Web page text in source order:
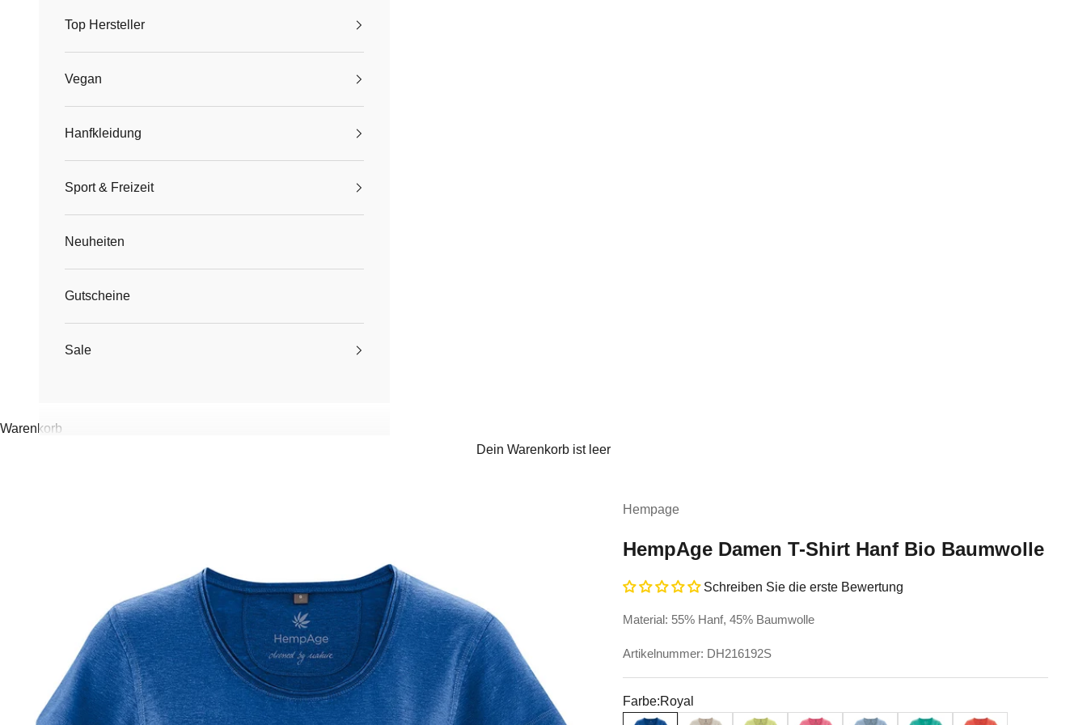
Top Hersteller
Vegan
Hanfkleidung
Sport & Freizeit
Neuheiten
Gutscheine
Sale
Warenkorb
Dein Warenkorb ist leer
Hempage
HempAge Damen T-Shirt Hanf Bio Baumwolle
Schreiben Sie die erste Bewertung
Material: 55% Hanf, 45% Baumwolle
Artikelnummer: DH216192S
Farbe:Royal
Royal
Distel Lind Hibiskus Smoke Emerald Crab